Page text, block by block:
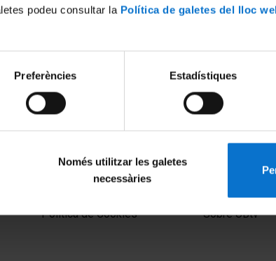
podeu consultar la Política de galetes del lloc
Preferències Estadístiques
Només utilitzar les galetes
necessàries
Política de Cookies
Sobre UBtv